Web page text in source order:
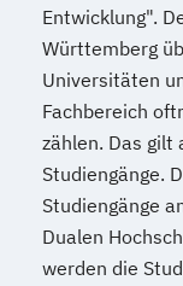
Entwicklung".
Württemberg
Universitäten
Fachbereich
zählen. Das gilt
Studiengänge.
Studiengänge
Dualen
werden die